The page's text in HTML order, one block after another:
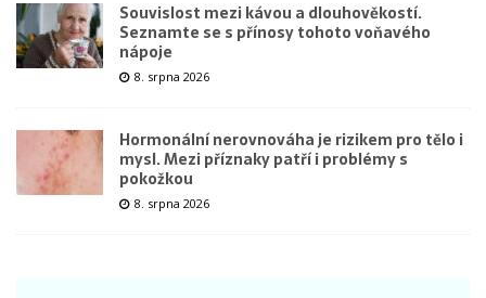
Souvislost mezi kávou a dlouhověkostí.
Seznamte se s přínosy tohoto voňavého
nápoje
8. srpna 2026
Hormonální nerovnováha je rizikem pro tělo i
mysl. Mezi příznaky patří i problémy s
pokožkou
8. srpna 2026